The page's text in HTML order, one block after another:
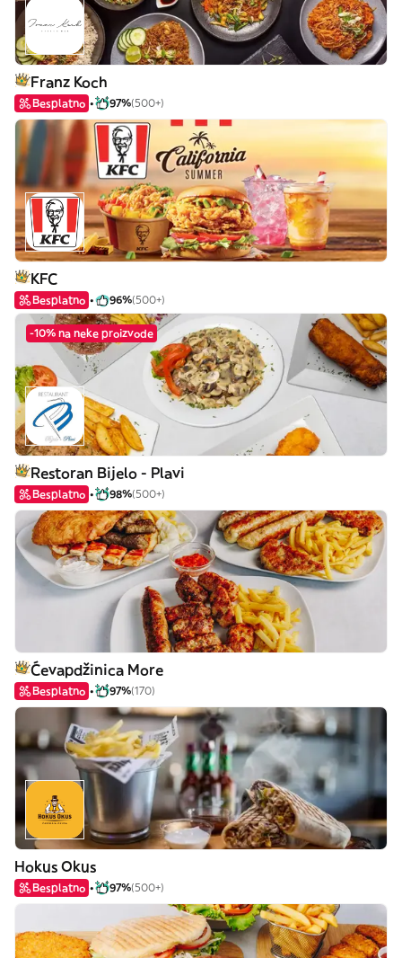
Franz Koch
Besplatno 97%(500+)
KFC
Besplatno 96%(500+)
-10% na neke proizvode
Restoran Bijelo - Plavi
Besplatno 98%(500+)
Ćevapdžinica More
Besplatno 97%(170)
Hokus Okus
Besplatno 97%(500+)